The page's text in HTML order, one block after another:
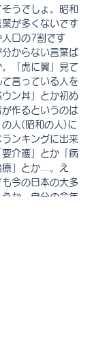
うでしょ。昭和
が多くないです
人口の7割です
からない言葉ば
「虎に翼」見て
言っている人を
ン丼」とか初め
作るというのは
人(昭和の人)に
ンキングに出来
介護」とか「病
療」とか…。え
今の日本の大多
か。自分の今年